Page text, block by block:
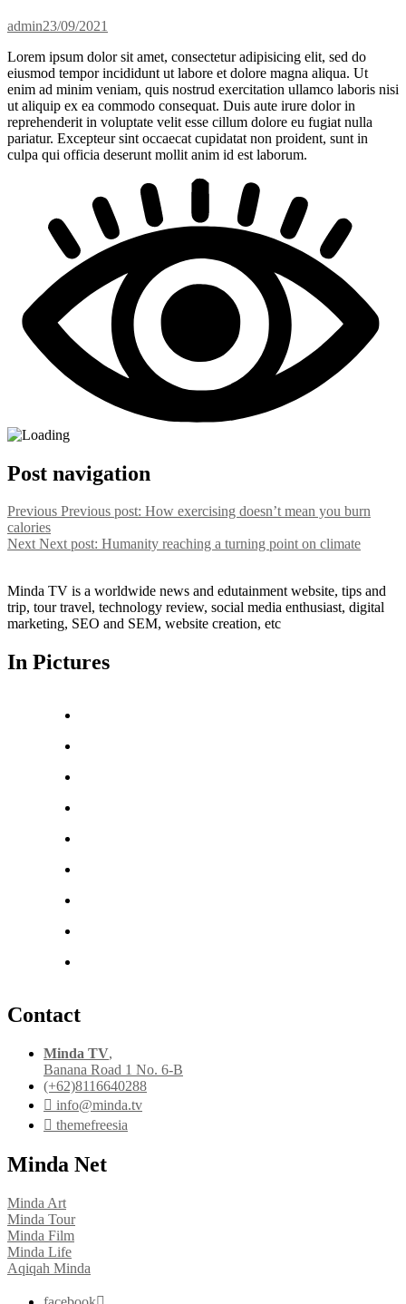
admin23/09/2021
Lorem ipsum dolor sit amet, consectetur adipisicing elit, sed do
eiusmod tempor incididunt ut labore et dolore magna aliqua. Ut
enim ad minim veniam, quis nostrud exercitation ullamco laboris nisi
ut aliquip ex ea commodo consequat. Duis aute irure dolor in
reprehenderit in voluptate velit esse cillum dolore eu fugiat nulla
pariatur. Excepteur sint occaecat cupidatat non proident, sunt in
culpa qui officia deserunt mollit anim id est laborum.
Post navigation
Previous Previous post: How exercising doesn’t mean you burn
calories
Next Next post: Humanity reaching a turning point on climate
Minda TV is a worldwide news and edutainment website, tips and
trip, tour travel, technology review, social media enthusiast, digital
marketing, SEO and SEM, website creation, etc
In Pictures
Contact
Minda TV,
Banana Road 1 No. 6-B
(+62)8116640288
info@minda.tv
themefreesia
Minda Net
Minda Art
Minda Tour
Minda Film
Minda Life
Aqiqah Minda